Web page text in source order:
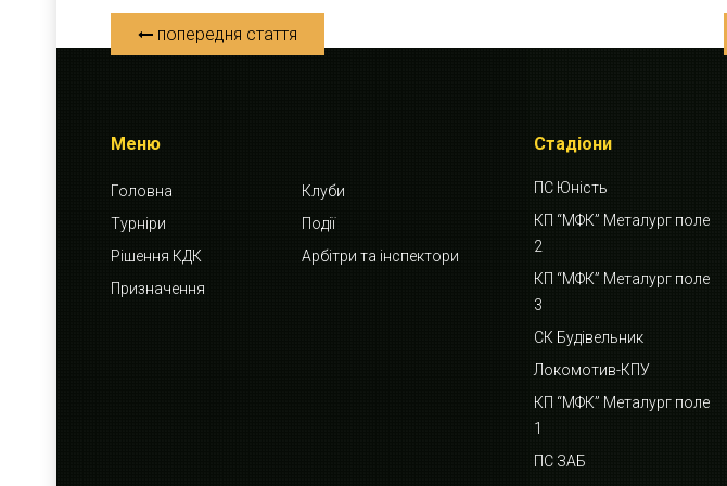
попередня стаття
Меню
Головна
Клуби
Турніри
Події
Рішення КДК
Арбітри та інспектори
Призначення
Стадіони
ПС Юність
КП “МФК” Металург поле
2
КП “МФК” Металург поле
3
СК Будівельник
Локомотив-КПУ
КП “МФК” Металург поле
1
ПС ЗАБ